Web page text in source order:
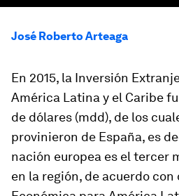
José Roberto Arteaga
En 2015, la Inversión
América Latina y el Caribe
de dólares (mdd), de los
provinieron de España, es
nación europea es el tercer
en la región, de acuerdo